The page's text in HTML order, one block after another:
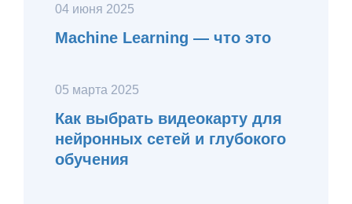
04 июня 2025
Machine Learning — что это
05 марта 2025
Как выбрать видеокарту для
нейронных сетей и глубокого
обучения